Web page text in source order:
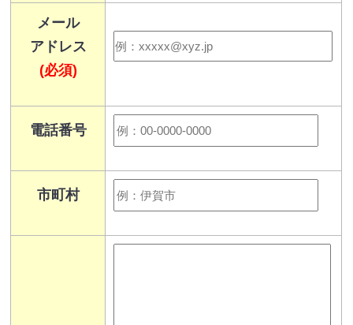
メール
アドレス
(必須)
電話番号
市町村